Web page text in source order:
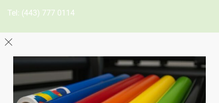
Tel: (443) 777 0114
León
Sucursal